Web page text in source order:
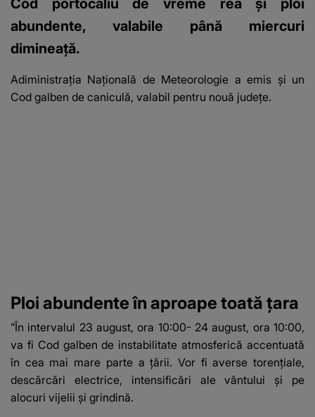
abundente, valabile până miercuri
dimineață.
Adiministrația Națională de Meteorologie a emis și un
Cod galben de caniculă, valabil pentru nouă județe.
Ploi abundente în aproape toată țara
”În intervalul 23 august, ora 10:00- 24 august, ora 10:00,
va fi Cod galben de instabilitate atmosferică accentuată
în cea mai mare parte a ţării. Vor fi averse torenţiale,
descărcări electrice, intensificări ale vântului şi pe
alocuri vijelii şi grindină.